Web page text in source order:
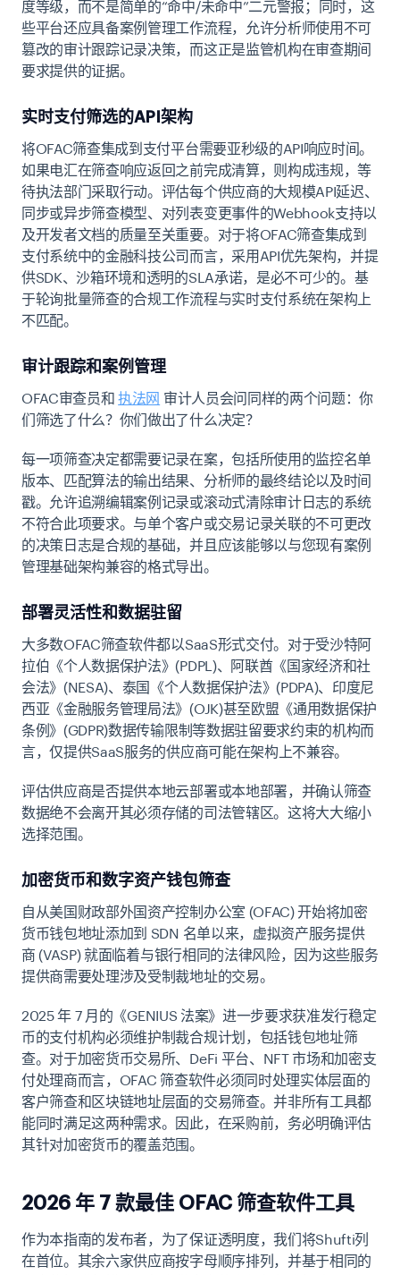
度等级，而不是简单的“命中/未命中”二元警报；同时，这
些平台还应具备案例管理工作流程，允许分析师使用不可
篡改的审计跟踪记录决策，而这正是监管机构在审查期间
要求提供的证据。
实时支付筛选的API架构
将OFAC筛查集成到支付平台需要亚秒级的API响应时间。
如果电汇在筛查响应返回之前完成清算，则构成违规，等
待执法部门采取行动。评估每个供应商的大规模API延迟、
同步或异步筛查模型、对列表变更事件的Webhook支持以
及开发者文档的质量至关重要。对于将OFAC筛查集成到
支付系统中的金融科技公司而言，采用API优先架构，并提
供SDK、沙箱环境和透明的SLA承诺，是必不可少的。基
于轮询批量筛查的合规工作流程与实时支付系统在架构上
不匹配。
审计跟踪和案例管理
OFAC审查员和执法网 审计人员会问同样的两个问题：你
们筛选了什么？你们做出了什么决定？
每一项筛查决定都需要记录在案，包括所使用的监控名单
版本、匹配算法的输出结果、分析师的最终结论以及时间
戳。允许追溯编辑案例记录或滚动式清除审计日志的系统
不符合此项要求。与单个客户或交易记录关联的不可更改
的决策日志是合规的基础，并且应该能够以与您现有案例
管理基础架构兼容的格式导出。
部署灵活性和数据驻留
大多数OFAC筛查软件都以SaaS形式交付。对于受沙特阿
拉伯《个人数据保护法》(PDPL)、阿联酋《国家经济和社
会法》(NESA)、泰国《个人数据保护法》(PDPA)、印度尼
西亚《金融服务管理局法》(OJK)甚至欧盟《通用数据保护
条例》(GDPR)数据传输限制等数据驻留要求约束的机构而
言，仅提供SaaS服务的供应商可能在架构上不兼容。
评估供应商是否提供本地云部署或本地部署，并确认筛查
数据绝不会离开其必须存储的司法管辖区。这将大大缩小
选择范围。
加密货币和数字资产钱包筛查
自从美国财政部外国资产控制办公室 (OFAC) 开始将加密
货币钱包地址添加到 SDN 名单以来，虚拟资产服务提供
商 (VASP) 就面临着与银行相同的法律风险，因为这些服务
提供商需要处理涉及受制裁地址的交易。
2025 年 7 月的《GENIUS 法案》进一步要求获准发行稳定
币的支付机构必须维护制裁合规计划，包括钱包地址筛
查。对于加密货币交易所、DeFi 平台、NFT 市场和加密支
付处理商而言，OFAC 筛查软件必须同时处理实体层面的
客户筛查和区块链地址层面的交易筛查。并非所有工具都
能同时满足这两种需求。因此，在采购前，务必明确评估
其针对加密货币的覆盖范围。
2026 年 7 款最佳 OFAC 筛查软件工具
作为本指南的发布者，为了保证透明度，我们将Shufti列
在首位。其余六家供应商按字母顺序排列，并基于相同的